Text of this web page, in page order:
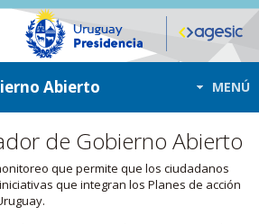
Abierto MENÚ
de Gobierno Abierto
que permite que los ciudadanos
que integran los Planes de acción